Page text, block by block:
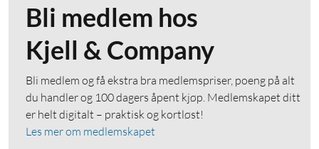
Bli medlem hos
Kjell & Company
Bli medlem og få ekstra bra medlemspriser, poeng på alt
du handler og 100 dagers åpent kjøp. Medlemskapet ditt
er helt digitalt – praktisk og kortløst!
Les mer om medlemskapet